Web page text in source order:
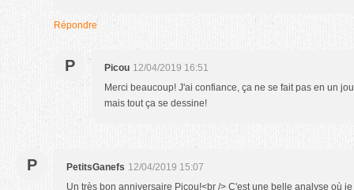
Répondre
P Picou 12/04/2019 16:51
Merci beaucoup! J'ai confiance, ça ne se fait pas en un
mais tout ça se dessine!
P PetitsGanefs 12/04/2019 15:07
Un très bon anniversaire Picou!<br /> C'est une belle analyse où